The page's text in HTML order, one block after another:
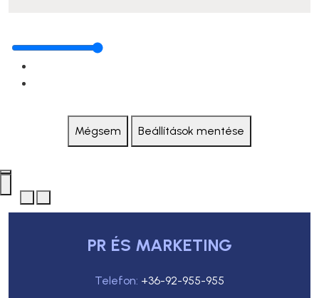
Mégsem Beállítások mentése
PR ÉS MARKETING
Telefon: +36-92-955-955